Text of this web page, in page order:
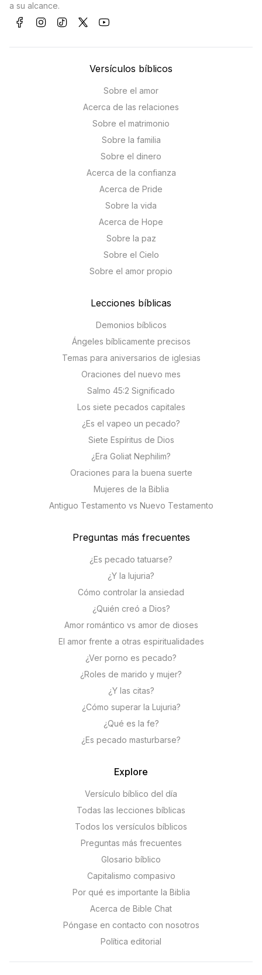
a su alcance.
Versículos bíblicos
Sobre el amor
Acerca de las relaciones
Sobre el matrimonio
Sobre la familia
Sobre el dinero
Acerca de la confianza
Acerca de Pride
Sobre la vida
Acerca de Hope
Sobre la paz
Sobre el Cielo
Sobre el amor propio
Lecciones bíblicas
Demonios bíblicos
Ángeles bíblicamente precisos
Temas para aniversarios de iglesias
Oraciones del nuevo mes
Salmo 45:2 Significado
Los siete pecados capitales
¿Es el vapeo un pecado?
Siete Espíritus de Dios
¿Era Goliat Nephilim?
Oraciones para la buena suerte
Mujeres de la Biblia
Antiguo Testamento vs Nuevo Testamento
Preguntas más frecuentes
¿Es pecado tatuarse?
¿Y la lujuria?
Cómo controlar la ansiedad
¿Quién creó a Dios?
Amor romántico vs amor de dioses
El amor frente a otras espiritualidades
¿Ver porno es pecado?
¿Roles de marido y mujer?
¿Y las citas?
¿Cómo superar la Lujuria?
¿Qué es la fe?
¿Es pecado masturbarse?
Explore
Versículo bíblico del día
Todas las lecciones bíblicas
Todos los versículos bíblicos
Preguntas más frecuentes
Glosario bíblico
Capitalismo compasivo
Por qué es importante la Biblia
Acerca de Bible Chat
Póngase en contacto con nosotros
Política editorial